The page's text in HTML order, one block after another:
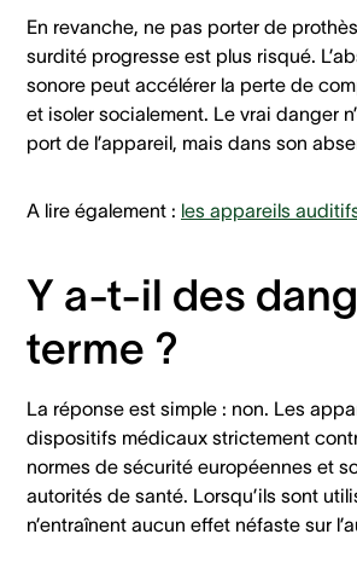
En revanche, ne pas porter de
surdité progresse est plus risqué.
sonore peut accélérer la perte de
et isoler socialement. Le vrai danger
port de l’appareil, mais dans son
A lire également : les appareils
Y a-t-il des
terme ?
La réponse est simple : non. Les
dispositifs médicaux strictement
normes de sécurité européennes et
autorités de santé. Lorsqu’ils sont
n’entraînent aucun effet néfaste sur